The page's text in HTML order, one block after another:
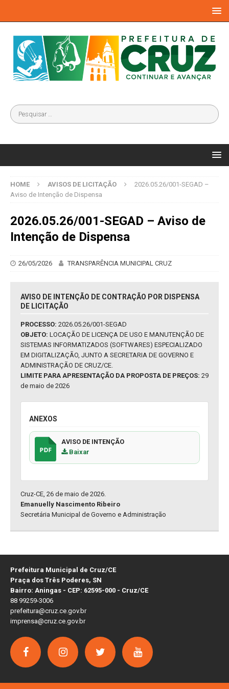
HOME AVISOS DE LICITAÇÃO
2026.05.26/001-SEGAD –
Aviso de Intenção de Dispensa
2026.05.26/001-SEGAD – Aviso de
Intenção de Dispensa
26/05/2026 TRANSPARÊNCIA MUNICIPAL CRUZ
AVISO DE INTENÇÃO DE CONTRAÇÃO POR DISPENSA
DE LICITAÇÃO
PROCESSO: 2026.05.26/001-SEGAD
OBJETO: LOCAÇÃO DE LICENÇA DE USO E MANUTENÇÃO DE
SISTEMAS INFORMATIZADOS (SOFTWARES) ESPECIALIZADO
EM DIGITALIZAÇÃO, JUNTO A SECRETARIA DE GOVERNO E
ADMINISTRAÇÃO DE CRUZ/CE.
LIMITE PARA APRESENTAÇÃO DA PROPOSTA DE PREÇOS: 29
de maio de 2026
ANEXOS
AVISO DE INTENÇÃO
Baixar
Cruz-CE, 26 de maio de 2026.
Emanuelly Nascimento Ribeiro
Secretária Municipal de Governo e Administração
Prefeitura Municipal de Cruz/CE
Praça dos Três Poderes, SN
Bairro: Aningas - CEP: 62595-000 - Cruz/CE
88 99259-3006
prefeitura@cruz.ce.gov.br
imprensa@cruz.ce.gov.br